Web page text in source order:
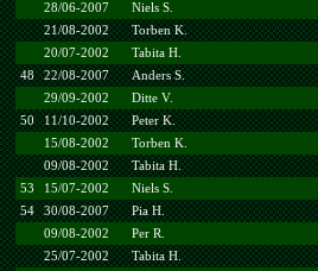
28/06-2007
Niels S.
21/08-2002
Torben K.
20/07-2002
Tabita H.
48
22/08-2007 Anders S.
29/09-2002
Ditte V.
50
11/10-2002 Peter K.
15/08-2002
Torben K.
09/08-2002
Tabita H.
53
15/07-2002 Niels S.
54
30/08-2007 Pia H.
09/08-2002
Per R.
25/07-2002
Tabita H.